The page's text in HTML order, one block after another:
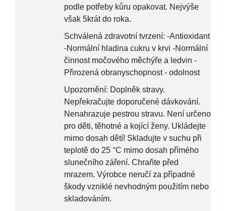
podle potřeby kůru opakovat. Nejvýše
však 5krát do roka.
Schválená zdravotní tvrzení: -Antioxidant
-Normální hladina cukru v krvi -Normální
činnost močového měchýře a ledvin -
Přirozená obranyschopnost - odolnost
Upozornění: Doplněk stravy.
Nepřekračujte doporučené dávkování.
Nenahrazuje pestrou stravu. Není určeno
pro děti, těhotné a kojící ženy. Ukládejte
mimo dosah dětí! Skladujte v suchu při
teplotě do 25 °C mimo dosah přímého
slunečního záření. Chraňte před
mrazem. Výrobce neručí za případné
škody vzniklé nevhodným použitím nebo
skladováním.